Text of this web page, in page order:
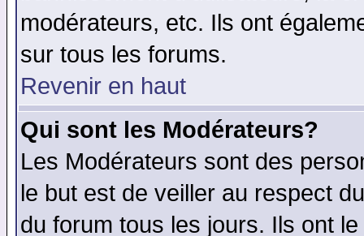
modérateurs, etc. Ils ont
sur tous les forums.
Revenir en haut
Qui sont les Modérateurs?
Les Modérateurs sont des
le but est de veiller au respect
du forum tous les jours. Ils ont